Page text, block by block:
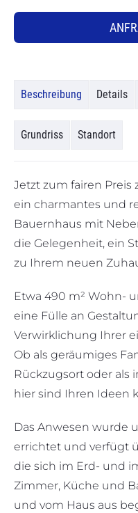
Beschreibung Details
Grundriss Standort
Jetzt zum fairen Preis
ein charmantes und
Bauernhaus mit
die Gelegenheit, ein
zu Ihrem neuen
Etwa 490 m² Wohn-
eine Fülle an
Verwirklichung Ihrer
Ob als geräumiges
Rückzugsort oder als
hier sind Ihren Ideen
Das Anwesen wurde
errichtet und verfügt
die sich im Erd- und
Zimmer, Küche und
und vom Haus aus